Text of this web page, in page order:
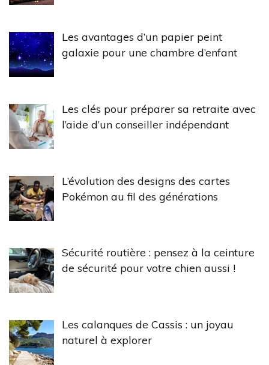
Les avantages d’un papier peint
galaxie pour une chambre d’enfant
Les clés pour préparer sa retraite avec
l’aide d’un conseiller indépendant
L’évolution des designs des cartes
Pokémon au fil des générations
Sécurité routière : pensez à la ceinture
de sécurité pour votre chien aussi !
Les calanques de Cassis : un joyau
naturel à explorer